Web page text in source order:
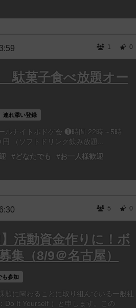
1 0
駄菓子食べ放題オー
連れ添い登録
ルナイトボドゲ会 ❶時間:22時～5時
（ソフトドリンク飲み放題...
#どなたでも
#お一人様歓迎
5 0
活動資金作りに！ボ
集（8/9＠名古屋）
も参加
題に関わることに取り組んでいる一般社
Do It Yourself ）と申します。この